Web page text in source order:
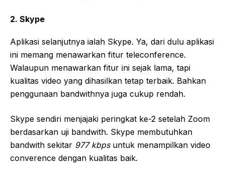
2. Skype
Aplikasi selanjutnya ialah Skype. Ya, dari dulu aplikasi
ini memang menawarkan fitur teleconference.
Walaupun menawarkan fitur ini sejak lama, tapi
kualitas video yang dihasilkan tetap terbaik. Bahkan
penggunaan bandwithnya juga cukup rendah.
Skype sendiri menjajaki peringkat ke-2 setelah Zoom
berdasarkan uji bandwith. Skype membutuhkan
bandwith sekitar 977 kbps untuk menampilkan video
converence dengan kualitas baik.